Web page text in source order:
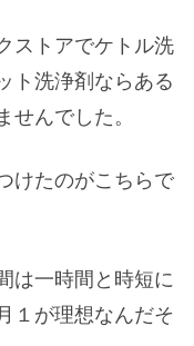
ストアでケトル洗
ト洗浄剤ならある
せんでした。
けたのがこちらで
は一時間と時短に
１が理想なんだそ